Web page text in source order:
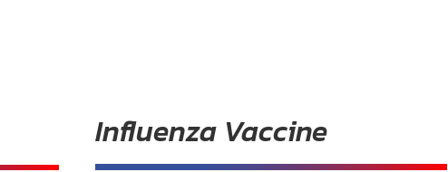
Influenza Vaccine